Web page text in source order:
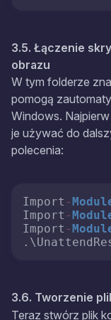
3.5. Łączenie
obrazu
W tym folderze
pomogą
Windows.
je używać do
polecenia:
Import -
Import -
Import -
3.6. Tworzenie
Teraz stwórz plik